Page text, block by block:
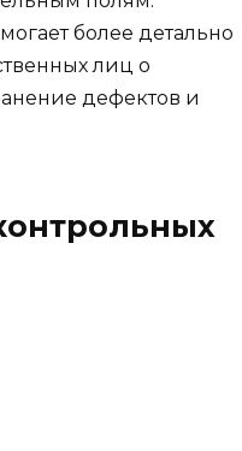
более детально
лиц о
дефектов и